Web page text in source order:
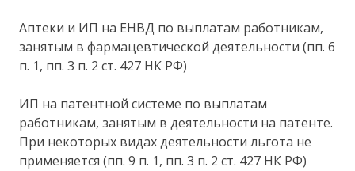
Аптеки и ИП на ЕНВД по выплатам работникам,
занятым в фармацевтической деятельности (пп. 6
п. 1, пп. 3 п. 2 ст. 427 НК РФ)
ИП на патентной системе по выплатам
работникам, занятым в деятельности на патенте.
При некоторых видах деятельности льгота не
применяется (пп. 9 п. 1, пп. 3 п. 2 ст. 427 НК РФ)